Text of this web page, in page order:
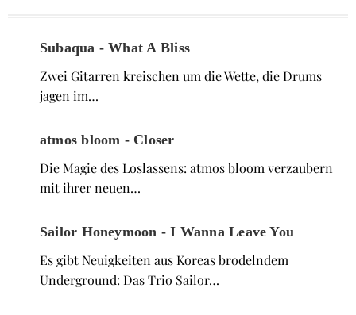
Subaqua - What A Bliss
Zwei Gitarren kreischen um die Wette, die Drums
jagen im…
atmos bloom - Closer
Die Magie des Loslassens: atmos bloom verzaubern
mit ihrer neuen…
Sailor Honeymoon - I Wanna Leave You
Es gibt Neuigkeiten aus Koreas brodelndem
Underground: Das Trio Sailor…